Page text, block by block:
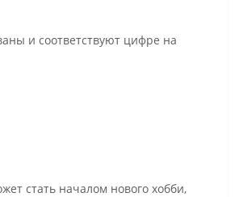
и соответствуют цифре на
стать началом нового хобби,